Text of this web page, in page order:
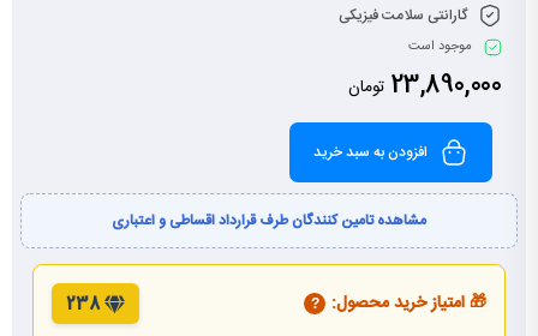
گارانتی سلامت فیزیکی
موجود است
23,890,000 تومان
افزودن به سبد خرید
مشاهده تامین کنندگان طرف قرارداد اقساطی و اعتباری
🎁 امتیاز خرید محصول: ?
238